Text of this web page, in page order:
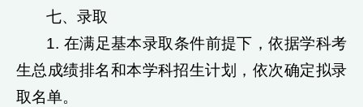
七、录取
1. 在满足基本录取条件前提下，依据学科考
生总成绩排名和本学科招生计划，依次确定拟录
取名单。